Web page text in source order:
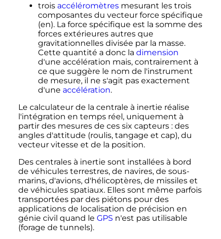
trois accéléromètresmesurant les trois
composantes du vecteur force spécifique
(en). La force spécifique est la somme des
forces extérieures autres que
gravitationnelles divisée par la masse.
Cette quantité a donc la dimension
d'une accélération mais, contrairement à
ce que suggère le nom de l'instrument
de mesure, il ne s'agit pas exactement
d'une accélération.
Le calculateur de la centrale à inertie réalise
l'intégration en temps réel, uniquement à
partir des mesures de ces six capteurs : des
angles d'attitude (roulis, tangage et cap), du
vecteur vitesse et de la position.
Des centrales à inertie sont installées à bord
de véhicules terrestres, de navires, de sous-
marins, d'avions, d'hélicoptères, de missiles et
de véhicules spatiaux. Elles sont même parfois
transportées par des piétons pour des
applications de localisation de précision en
génie civil quand le GPS n'est pas utilisable
(forage de tunnels).